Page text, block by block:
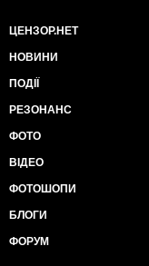
ЦЕНЗОР.НЕТ
НОВИНИ
ПОДІЇ
РЕЗОНАНС
ФОТО
ВІДЕО
ФОТОШОПИ
БЛОГИ
ФОРУМ